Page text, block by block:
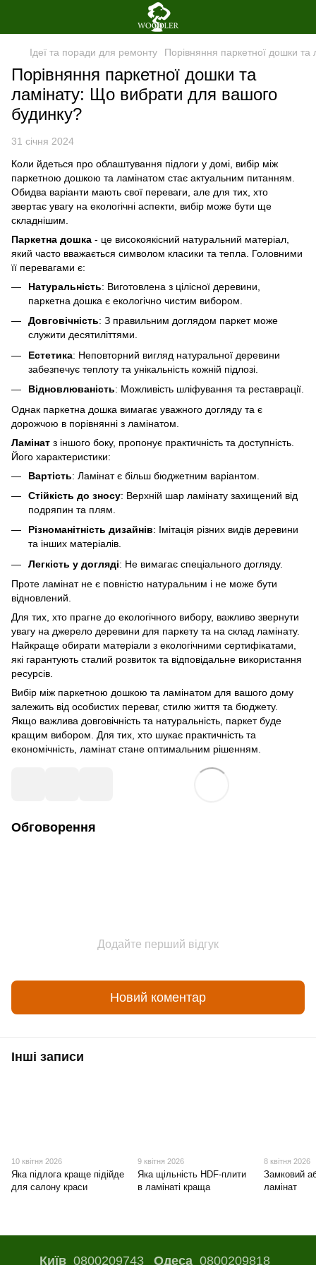
Ідеї та поради для ремонту Порівняння паркетної дошки
Порівняння паркетної дошки та
ламінату: Що вибрати для вашого
будинку?
31 січня 2024
Коли йдеться про облаштування підлоги у домі, вибір між
паркетною дошкою та ламінатом стає актуальним питанням.
Обидва варіанти мають свої переваги, але для тих, хто
звертає увагу на екологічні аспекти, вибір може бути ще
складнішим.
Паркетна дошка - це високоякісний натуральний матеріал,
який часто вважається символом класики та тепла. Головними
її перевагами є:
Натуральність: Виготовлена з цілісної деревини,
паркетна дошка є екологічно чистим вибором.
Довговічність: З правильним доглядом паркет може
служити десятиліттями.
Естетика: Неповторний вигляд натуральної деревини
забезпечує теплоту та унікальність кожній підлозі.
Відновлюваність: Можливість шліфування та реставрації.
Однак паркетна дошка вимагає уважного догляду та є
дорожчою в порівнянні з ламінатом.
Ламінат з іншого боку, пропонує практичність та доступність.
Його характеристики:
Вартість: Ламінат є більш бюджетним варіантом.
Стійкість до зносу: Верхній шар ламінату захищений від
подряпин та плям.
Різноманітність дизайнів: Імітація різних видів деревини
та інших матеріалів.
Легкість у догляді: Не вимагає спеціального догляду.
Проте ламінат не є повністю натуральним і не може бути
відновлений.
Для тих, хто прагне до екологічного вибору, важливо звернути
увагу на джерело деревини для паркету та на склад ламінату.
Найкраще обирати матеріали з екологічними сертифікатами,
які гарантують сталий розвиток та відповідальне використання
ресурсів.
Вибір між паркетною дошкою та ламінатом для вашого дому
залежить від особистих переваг, стилю життя та бюджету.
Якщо важлива довговічність та натуральність, паркет буде
кращим вибором. Для тих, хто шукає практичність та
економічність, ламінат стане оптимальним рішенням.
Обговорення
Додайте перший відгук
Новий коментар
Інші записи
10 квітня 2026
Яка підлога краще підійде
для салону краси
9 квітня 2026
Яка щільність HDF-плити
в ламінаті краща
8 квітня 2026
Замковий
ламінат
Київ0800209743 Одеса0800209818